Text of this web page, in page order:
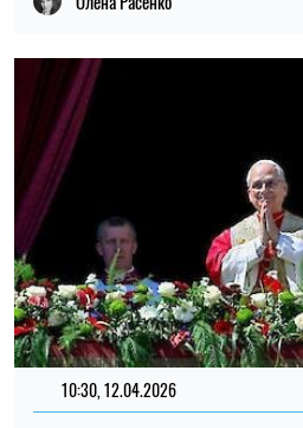
10:30, 12.04.2026